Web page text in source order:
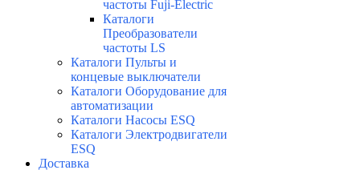
частоты Fuji-Electric
Каталоги
Преобразователи
частоты LS
Каталоги Пульты и
концевые выключатели
Каталоги Оборудование для
автоматизации
Каталоги Насосы ESQ
Каталоги Электродвигатели
ESQ
Доставка